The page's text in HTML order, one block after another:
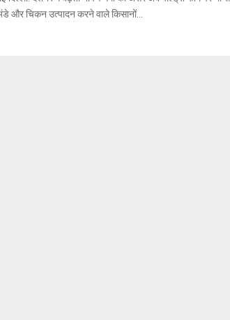
और चिकन उत्पादन करने वाले किसानों...